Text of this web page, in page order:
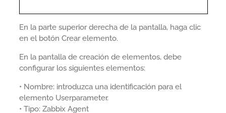
En la parte superior derecha de la pantalla, haga clic
en el botón Crear elemento.
En la pantalla de creación de elementos, debe
configurar los siguientes elementos:
• Nombre: introduzca una identificación para el
elemento Userparameter.
• Tipo: Zabbix Agent